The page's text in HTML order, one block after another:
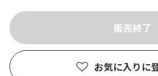
お気に入りに